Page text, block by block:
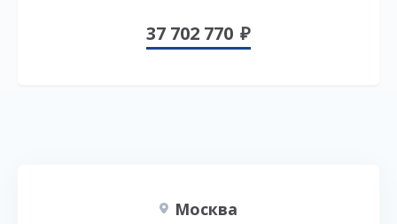
37 702 770
Москва